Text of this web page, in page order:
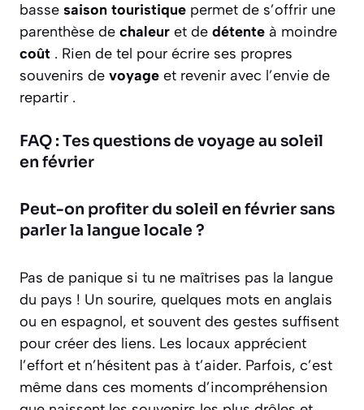
basse saison touristique permet de s’offrir une
parenthèse de chaleur et de détente à moindre
coût . Rien de tel pour écrire ses propres
souvenirs de voyage et revenir avec l’envie de
repartir .
FAQ : Tes questions de voyage au soleil
en février
Peut-on profiter du soleil en février sans
parler la langue locale ?
Pas de panique si tu ne maîtrises pas la langue
du pays ! Un sourire, quelques mots en anglais
ou en espagnol, et souvent des gestes suffisent
pour créer des liens. Les locaux apprécient
l’effort et n’hésitent pas à t’aider. Parfois, c’est
même dans ces moments d’incompréhension